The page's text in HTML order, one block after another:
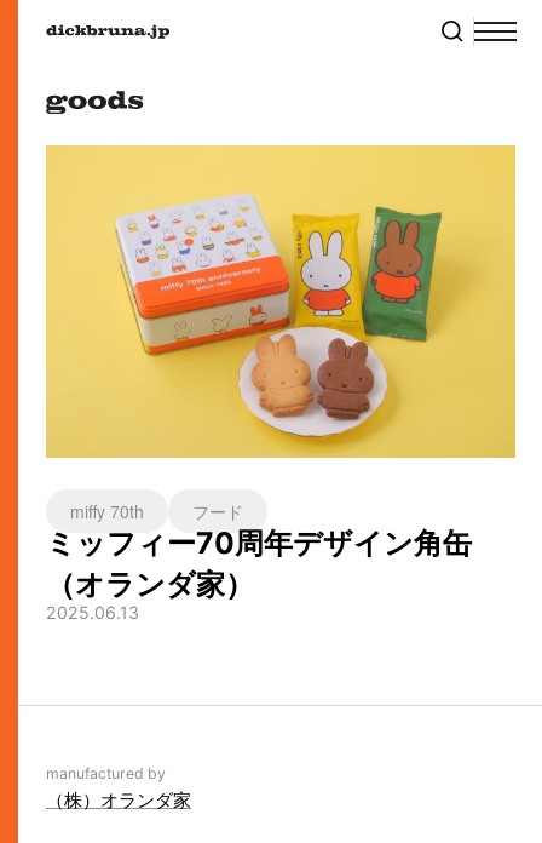
miffy 70th フード
ミッフィー70周年デザイン角缶
（オランダ家）
2025.06.13
manufactured by
（株）オランダ家